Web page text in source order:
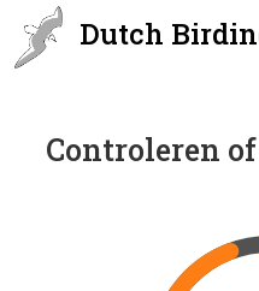
Dutch
Controleren